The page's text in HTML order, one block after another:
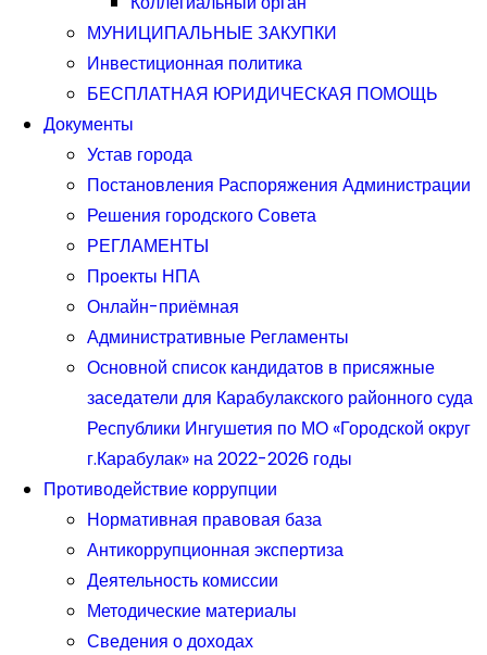
МУНИЦИПАЛЬНЫЕ ЗАКУПКИ
Инвестиционная политика
БЕСПЛАТНАЯ ЮРИДИЧЕСКАЯ ПОМОЩЬ
Документы
Устав города
Постановления Распоряжения Администрации
Решения городского Совета
РЕГЛАМЕНТЫ
Проекты НПА
Онлайн-приёмная
Административные Регламенты
Основной список кандидатов в присяжные
заседатели для Карабулакского районного суда
Республики Ингушетия по МО «Городской округ
г.Карабулак» на 2022-2026 годы
Противодействие коррупции
Нормативная правовая база
Антикоррупционная экспертиза
Деятельность комиссии
Методические материалы
Сведения о доходах